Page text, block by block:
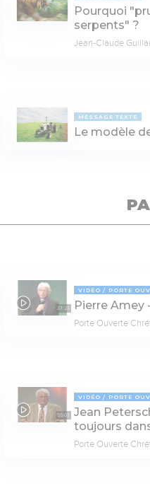
Pourquoi
serpents" ?
Jean-Claude
MESSAGE TEXTE
Le modèle
37:23
VIDÉO PORTE
Pierre Amey
Porte Ouverte
55:07
VIDÉO PORTE
Jean
toujours
Porte Ouverte